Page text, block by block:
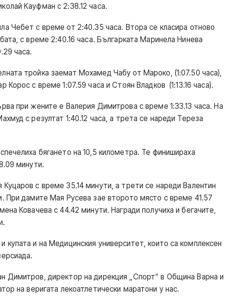
Кауфман с 2:38.12 часа.
Чебет с време от 2:40.35 часа. Втора се класира отново
с време 2:40.16 часа. Българката Маринела Нинева
часа.
тройка заемат Мохамед Чабу от Мароко, (1:07.50 часа),
Корос с време 1:07.59 часа и Стоян Владков (1:13.16 часа).
при жените е Валерия Димитрова с време 1:33.13 часа. На
с резултат 1:40.12 часа, а трета се нареди Тереза
бягането на 10,5 километра. Те финишираха
минути.
с време 35.14 минути, а трети се нареди Валентин
При дамите Мая Русева зае второто място с време 41.57
Ковачева с 44.42 минути. Награди получиха и бегачите,
и на Медицинския университет, които са комплексен
Димитров, директор на дирекция „Спорт“ в Община Варна и
на веригата лекоатлетически маратони у нас.